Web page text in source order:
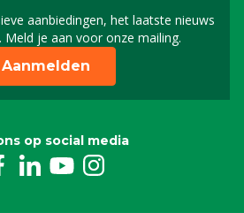
aanbiedingen, het laatste nieuws
Meld je aan voor onze mailing.
Schrijf je in voor onze
Aanmelden
op social media